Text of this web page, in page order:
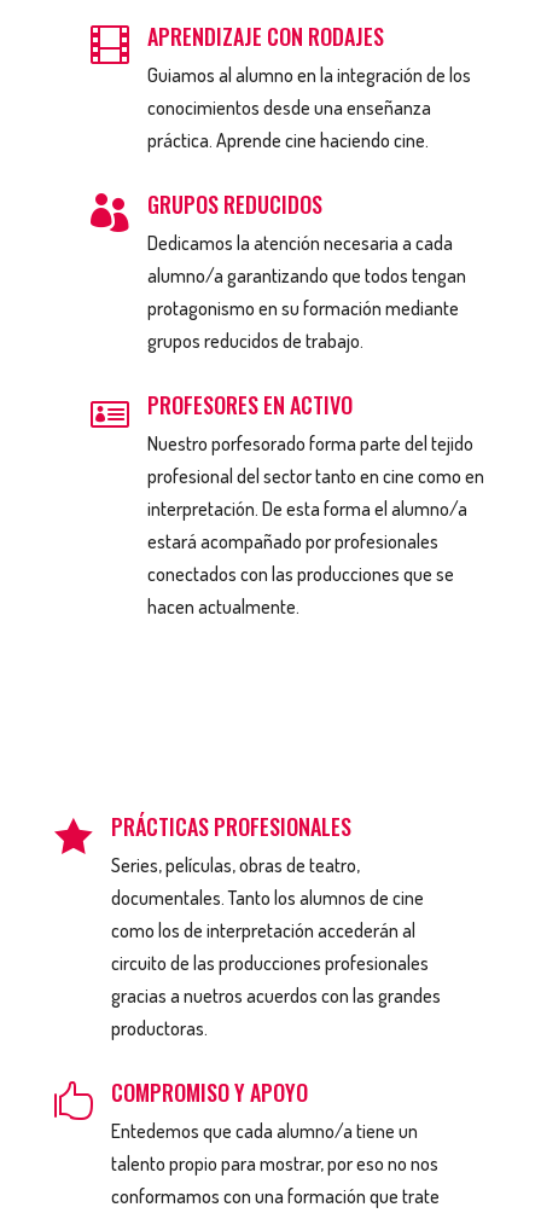
 APRENDIZAJE CON RODAJES
Guiamos al alumno en la integración de los
conocimientos desde una enseñanza
práctica. Aprende cine haciendo cine.
 GRUPOS REDUCIDOS
Dedicamos la atención necesaria a cada
alumno/a garantizando que todos tengan
protagonismo en su formación mediante
grupos reducidos de trabajo.
 PROFESORES EN ACTIVO
Nuestro porfesorado forma parte del tejido
profesional del sector tanto en cine como en
interpretación. De esta forma el alumno/a
estará acompañado por profesionales
conectados con las producciones que se
hacen actualmente.
 PRÁCTICAS PROFESIONALES
Series, películas, obras de teatro,
documentales. Tanto los alumnos de cine
como los de interpretación accederán al
circuito de las producciones profesionales
gracias a nuetros acuerdos con las grandes
productoras.
 COMPROMISO Y APOYO
Entedemos que cada alumno/a tiene un
talento propio para mostrar, por eso no nos
conformamos con una formación que trate